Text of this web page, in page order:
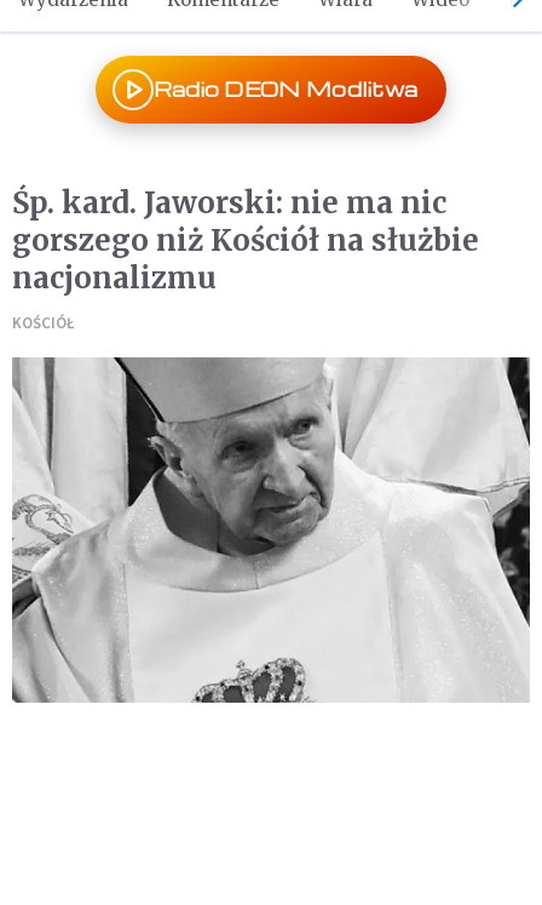
Radio DEON Modlitwa
Śp. kard. Jaworski: nie ma nic
gorszego niż Kościół na służbie
nacjonalizmu
KOŚCIÓŁ